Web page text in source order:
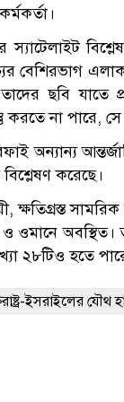
বেশিরভাগ
তাদের ছবি যাতে
করতে না পারে,
অন্যান্য
করেছে।
ক্ষতিগ্রস্ত
ও ওমানে
২৮টিও হতে
ইসরাইলের যৌথ